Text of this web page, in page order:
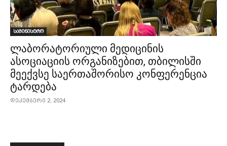
სამინისტრო
ლაბორატორიული მედიცინის
ასოციაციის ორგანიზებით, თბილისში
მეექვსე საერთაშორისო კონფერენცია
ტარდება
დეკემბერი 2, 2024